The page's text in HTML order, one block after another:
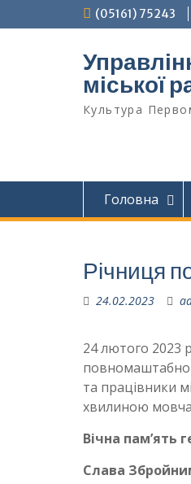
до
(05161) 75243
міської
Культура
Головна
Річниця
24.02.2023
24 лютого 2023
та працівники
хвилиною
Вічна пам’ять
Слава